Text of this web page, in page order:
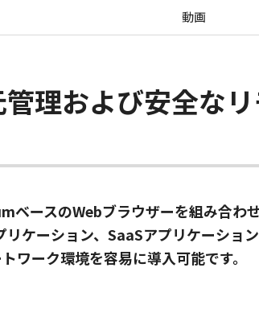
タープライズブラウザー・Mammoth
動画
理および安全な
ースのWebブラウザーを組み合わ
ケーション、SaaSアプリケーショ
ワーク環境を容易に導入可能です。